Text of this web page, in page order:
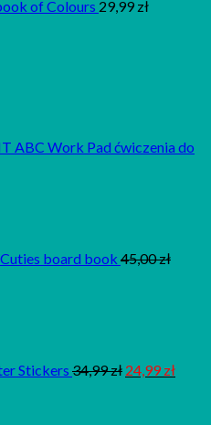
of Colours 29,99 zł
ABC Work Pad ćwiczenia do
board book 45,00zł
Stickers 34,99zł 24,99zł